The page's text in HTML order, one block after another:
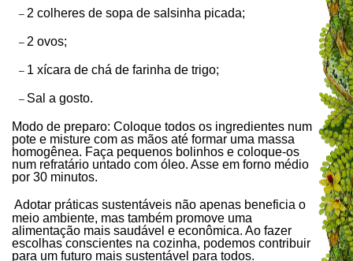
– 2 colheres de sopa de salsinha picada;
– 2 ovos;
– 1 xícara de chá de farinha de trigo;
– Sal a gosto.
Modo de preparo: Coloque todos os ingredientes num
pote e misture com as mãos até formar uma massa
homogênea. Faça pequenos bolinhos e coloque-os
num refratário untado com óleo. Asse em forno médio
por 30 minutos.
Adotar práticas sustentáveis não apenas beneficia o
meio ambiente, mas também promove uma
alimentação mais saudável e econômica. Ao fazer
escolhas conscientes na cozinha, podemos contribuir
para um futuro mais sustentável para todos.